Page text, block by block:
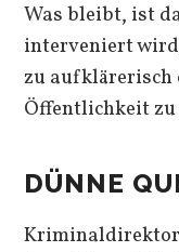
Was bleibt, ist
interveniert
zu aufklärerisch
Öffentlichkeit
DÜNNE